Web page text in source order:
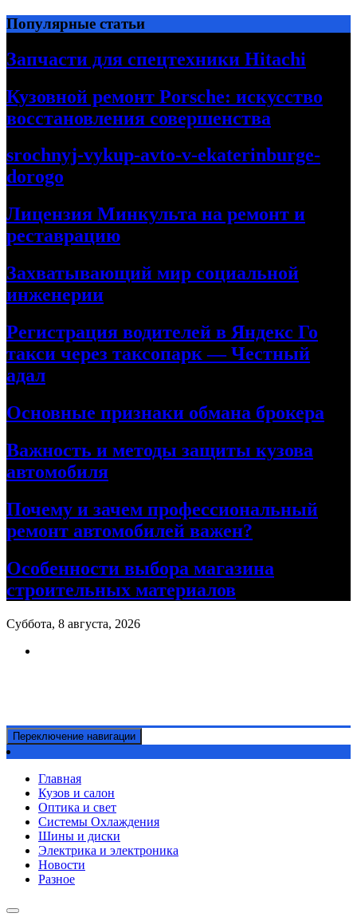
Перейти
к
содержимому
Популярные статьи
Запчасти для спецтехники Hitachi
Кузовной ремонт Porsche: искусство
восстановления совершенства
srochnyj-vykup-avto-v-ekaterinburge-
dorogo
Лицензия Минкульта на ремонт и
реставрацию
Захватывающий мир социальной
инженерии
Регистрация водителей в Яндекс Го
такси через таксопарк — Честный
адал
Основные признаки обмана брокера
Важность и методы защиты кузова
автомобиля
Почему и зачем профессиональный
ремонт автомобилей важен?
Особенности выбора магазина
строительных материалов
Суббота, 8 августа, 2026
Переключение навигации
Главная
Кузов и салон
Оптика и свет
Системы Охлаждения
Шины и диски
Электрика и электроника
Новости
Разное